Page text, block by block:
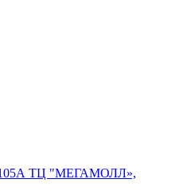
105А ТЦ "МЕГАМОЛЛ»,